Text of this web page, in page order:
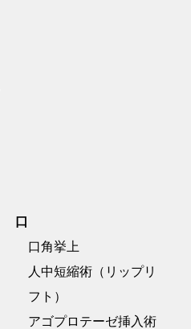
口
口角挙上
人中短縮術（リップリ
フト）
アゴプロテーゼ挿入術